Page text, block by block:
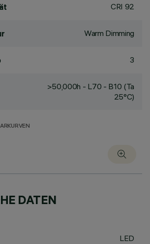
CRI 92
Warm Dimming
3
>50,000h - L70 - B10 (Ta
25°C)
DATEN
LED